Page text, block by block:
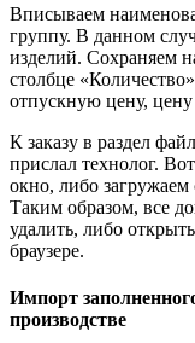
Вписываем
группу. В данном
изделий. Сохраняем
столбце
отпускную цену,
К заказу в раздел
прислал технолог.
окно, либо
Таким образом, все
удалить, либо
браузере.
Импорт
производстве